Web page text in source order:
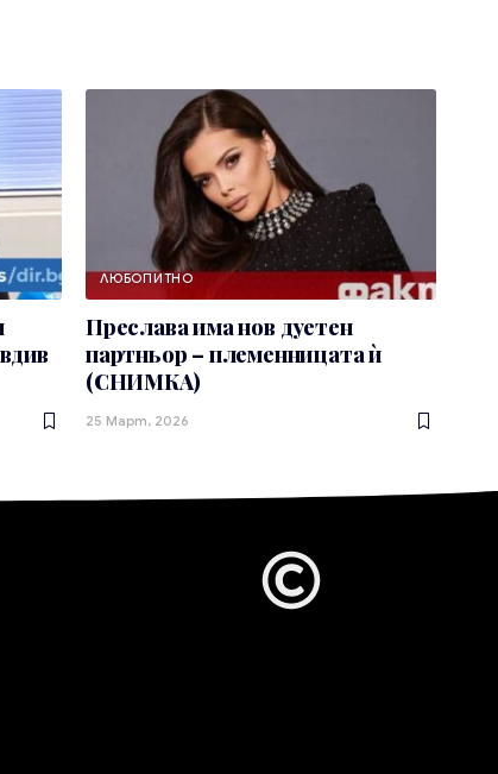
ЛЮБОПИТНО
Преслава има нов дуетен
партньор – племенницата ѝ
(СНИМКА)
25 Март, 2026